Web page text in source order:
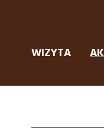
WIZYTA